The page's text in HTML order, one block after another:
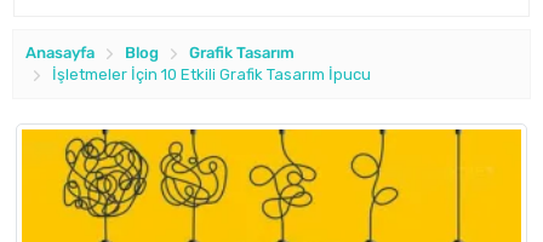
Anasayfa Blog
Grafik Tasarım
İşletmeler İçin 10 Etkili Grafik Tasarım İpucu